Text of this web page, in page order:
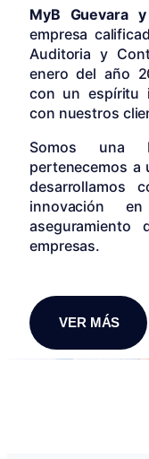
MyB Guevara
empresa
Auditoria y
enero del año
con un espíritu
con nuestros
Somos una
pertenecemos a
desarrollamos
innovación
empresas.
VER MÁS